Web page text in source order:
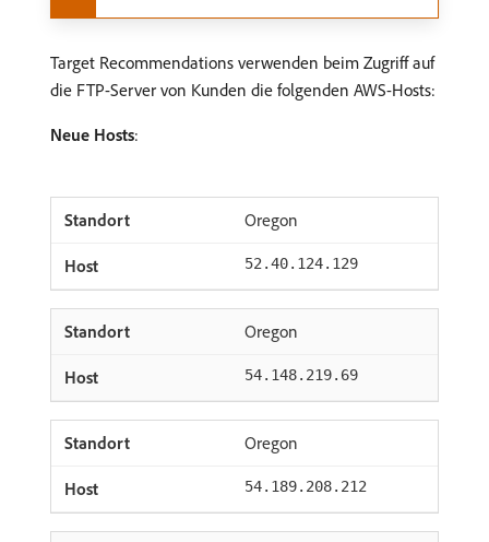
Target Recommendations verwenden beim Zugriff auf
die FTP-Server von Kunden die folgenden AWS-Hosts:
Neue Hosts:
Oregon
52.40.124.129
Oregon
54.148.219.69
Oregon
54.189.208.212